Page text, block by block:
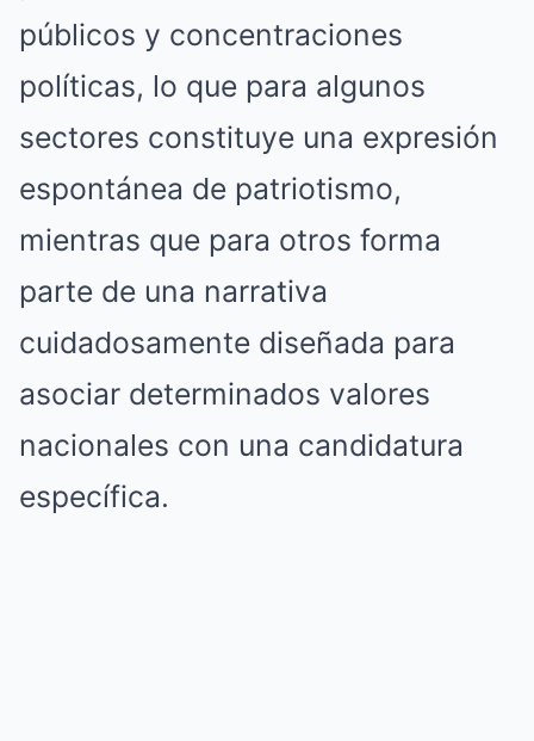
públicos y concentraciones
políticas, lo que para algunos
sectores constituye una expresión
espontánea de patriotismo,
mientras que para otros forma
parte de una narrativa
cuidadosamente diseñada para
asociar determinados valores
nacionales con una candidatura
específica.